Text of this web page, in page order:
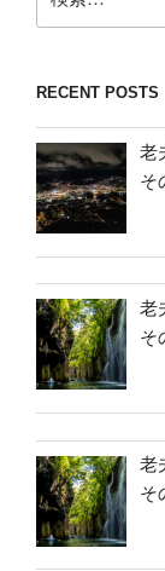
索:
RECENT POSTS
老
そ
老
そ
老
そ